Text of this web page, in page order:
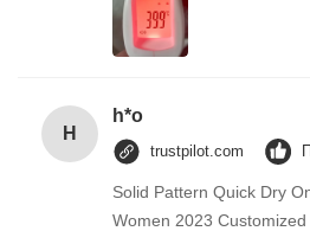
H
h*o
trustpilot.com
Solid Pattern Quick Dry
Women 2023